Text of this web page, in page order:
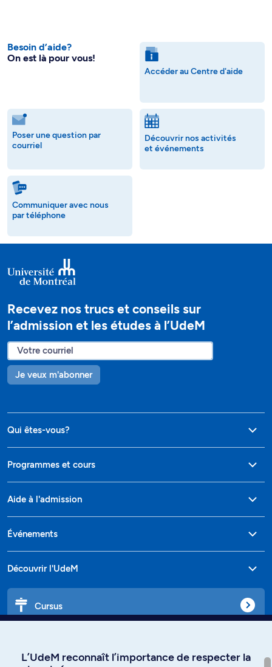
Besoin d’aide?
On est là pour vous!
Accéder au Centre d'aide
Poser une question par
courriel
Découvrir nos activités
et événements
Communiquer avec nous
par téléphone
Recevez nos trucs et conseils sur
l’admission et les études à l’UdeM
Je veux m'abonner
Qui êtes-vous?
Programmes et cours
Aide à l'admission
Événements
Découvrir l'UdeM
Cursus
L’UdeM reconnaît l’importance de respecter la